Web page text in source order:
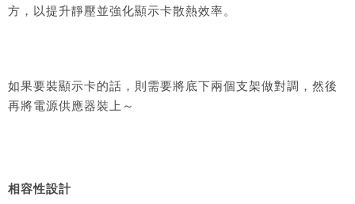
方，以提升靜壓並強化顯示卡散熱效率。
如果要裝顯示卡的話，則需要將底下兩個支架做對調，然後
再將電源供應器裝上～
相容性設計